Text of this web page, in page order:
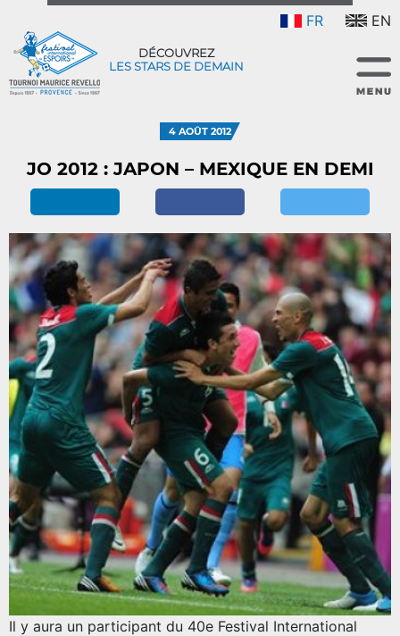
FR EN
DÉCOUVREZ
LES STARS DE DEMAIN
4 AOÛT 2012
JO 2012 : JAPON – MEXIQUE EN DEMI
Il y aura un participant du 40e Festival International